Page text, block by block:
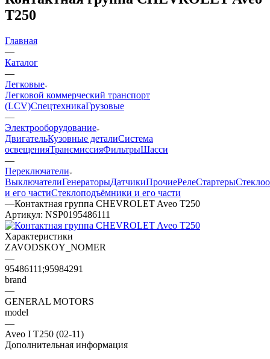
T250
Главная
—
Каталог
—
Легковые
Легковой коммерческий транспорт
(LCV)СпецтехникаГрузовые
—
Электрооборудование
ДвигательКузовные деталиСистема
освещенияТрансмиссияФильтрыШасси
—
Переключатели
ВыключателиГенераторыДатчикиПрочиеРелеСтартеры
и его частиСтеклоподъёмники и его части
—Контактная группа CHEVROLET Aveo T250
Артикул: NSP0195486111
Характеристики
ZAVODSKOY_NOMER
—
95486111;95984291
brand
—
GENERAL MOTORS
model
—
Aveo I T250 (02-11)
Дополнительная информация